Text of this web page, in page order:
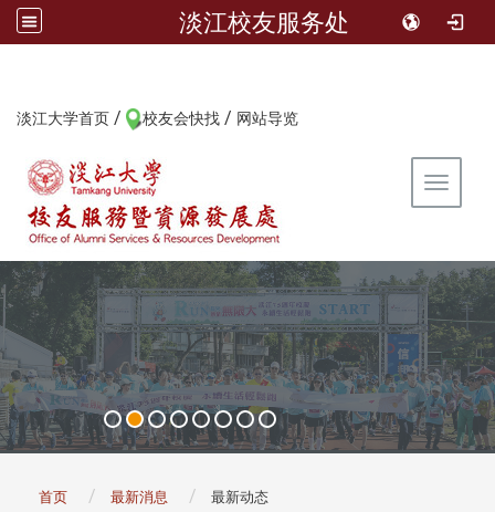
淡江校友服务处
淡江大学首页 / 校友会快找 / 网站导览
Toggle
首页 最新消息 最新动态